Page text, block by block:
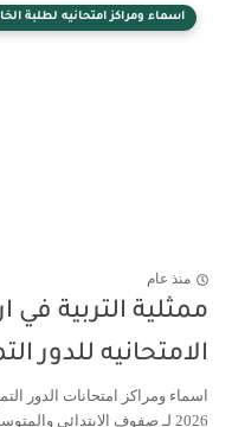
اسماء ومراكز امتحانيه لطلبة
منذ عام
ممثلية التربية في
الامتحانيه للدور
اسماء ومراكز امتحانات الدور
2026 لـ صفوف الابتدائي والمتوسطه والاعدادي مراكز امتحانات الدور التم...